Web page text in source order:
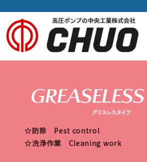
☆防除 Pest control
☆洗浄作業 Cleaning work